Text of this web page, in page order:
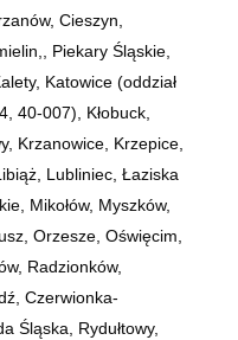
Cieszyn,
Piekary Śląskie,
Katowice (oddział
40-007) , Kłobuck,
Krzanowice, Krzepice,
Lubliniec, Łaziska
Mikołów, Myszków,
Orzesze, Oświęcim,
Radzionków,
Czerwionka-
Śląska, Rydułtowy,